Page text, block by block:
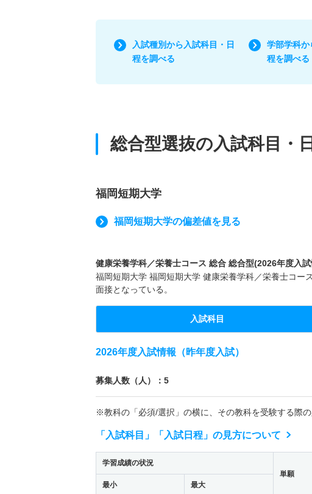
入試種別から入試科目・日
程を調べる
学部学科か
程を調べる
総合型選抜の入試科目・
福岡短期大学
福岡短期大学の偏差値を見る
健康栄養学科／栄養士コース 総合 総合型(2026年度入
福岡短期大学 福岡短期大学 健康栄養学科／栄養士コー
面接となっている。
入試科目
2026年度入試情報（昨年度入試）
募集人数（人）：5
※教科の「必須/選択」の横に、その教科を受験する際の
「入試科目」「入試日程」の見方について
学習成績の状況
単願
最小
最大